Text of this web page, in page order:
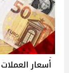
أسعار العملات